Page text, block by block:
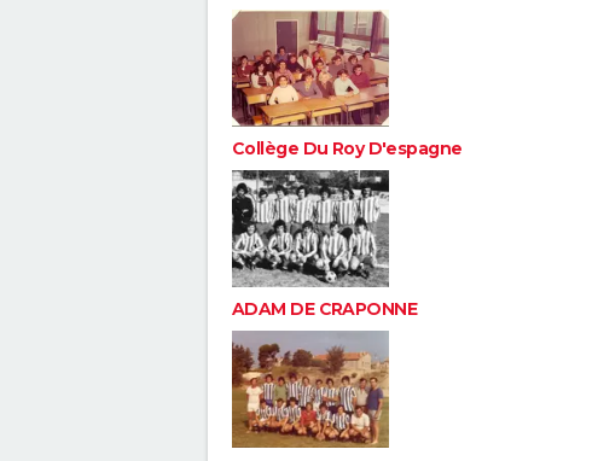
Collège Du Roy D'espagne
ADAM DE CRAPONNE